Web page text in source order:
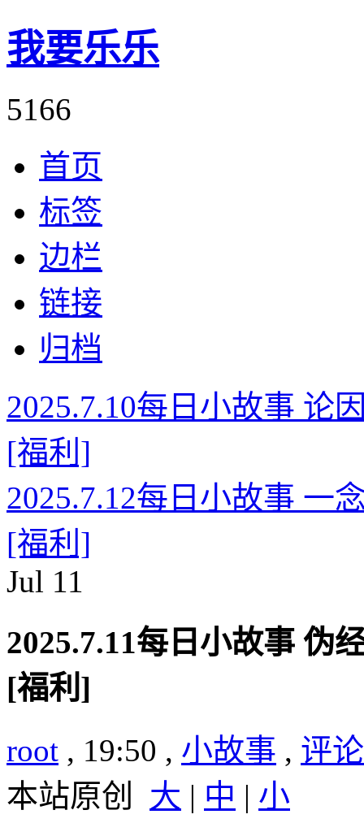
我要乐乐
5166
首页
标签
边栏
链接
归档
2025.7.10每日小故事 论
[福利]
2025.7.12每日小故事 一
[福利]
Jul 11
2025.7.11每日小故事 伪
[福利]
root , 19:50 , 小故事 , 评
本站原创
大 | 中 | 小